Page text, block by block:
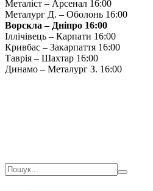
Металіст – Арсенал 16:00
Металург Д. – Оболонь 16:00
Ворскла – Дніпро 16:00
Іллічівець – Карпати 16:00
Кривбас – Закарпаття 16:00
Таврія – Шахтар 16:00
Динамо – Металург З. 16:00